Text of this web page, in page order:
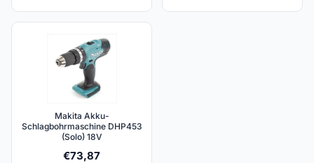
Makita Akku-
Schlagbohrmaschine DHP453
(Solo) 18V
€73,87